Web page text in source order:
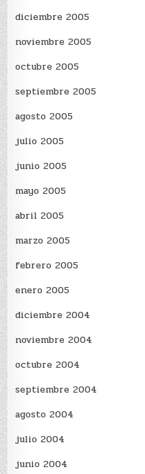
diciembre 2005
noviembre 2005
octubre 2005
septiembre 2005
agosto 2005
julio 2005
junio 2005
mayo 2005
abril 2005
marzo 2005
febrero 2005
enero 2005
diciembre 2004
noviembre 2004
octubre 2004
septiembre 2004
agosto 2004
julio 2004
junio 2004